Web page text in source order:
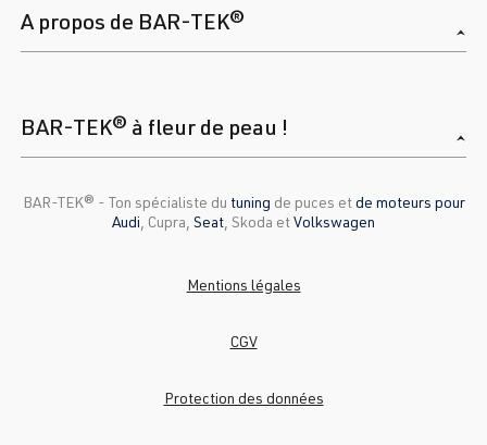
A propos de BAR-TEK®
BAR-TEK® à fleur de peau !
BAR-TEK®️ - Ton spécialiste du tuning de puces etde moteurs pour
Audi , Cupra, Seat , Skoda etVolkswagen
Mentions légales
CGV
Protection des données